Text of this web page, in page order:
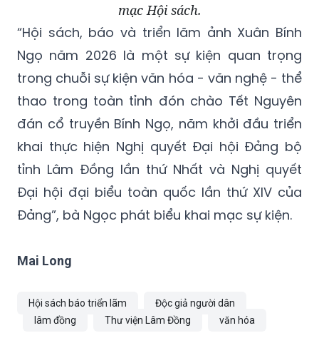
mạc Hội sách.
“Hội sách, báo và triển lãm ảnh Xuân Bính
Ngọ năm 2026 là một sự kiện quan trọng
trong chuỗi sự kiện văn hóa - văn nghệ - thể
thao trong toàn tỉnh đón chào Tết Nguyên
đán cổ truyền Bính Ngọ, năm khởi đầu triển
khai thực hiện Nghị quyết Đại hội Đảng bộ
tỉnh Lâm Đồng lần thứ Nhất và Nghị quyết
Đại hội đại biểu toàn quốc lần thứ XIV của
Đảng”, bà Ngọc phát biểu khai mạc sự kiện.
Mai Long
Hội sách báo triển lãm
Độc giả người dân
lâm đồng
Thư viện Lâm Đồng văn hóa